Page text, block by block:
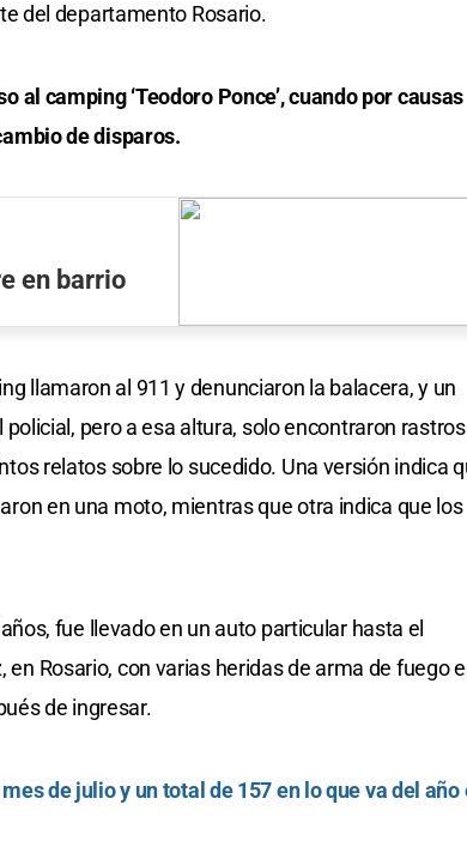
del departamento Rosario.
camping ‘Teodoro Ponce’, cuando por causas
de disparos.
en barrio
llamaron al 911 y denunciaron la balacera, y un
pero a esa altura, solo encontraron
relatos sobre lo sucedido. Una versión indica
en una moto, mientras que otra indica que los
fue llevado en un auto particular hasta el
Rosario, con varias heridas de arma de fuego
de ingresar.
de julio y un total de 157 en lo que va del año